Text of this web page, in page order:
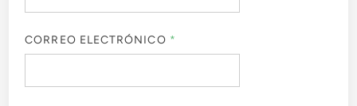
CORREO ELECTRÓNICO *